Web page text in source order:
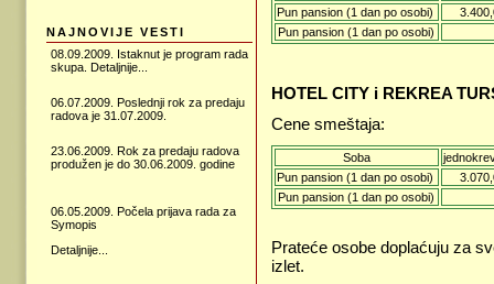
NAJNOVIJE VESTI
08.09.2009. Istaknut je program rada
skupa. Detaljnije...
06.07.2009. Poslednji rok za predaju
radova je 31.07.2009.
23.06.2009. Rok za predaju radova
produžen je do 30.06.2009. godine
06.05.2009. Počela prijava rada za
Symopis
Detaljnije...
Pun pansion (1 dan po osobi)
Pun pansion (1 dan po osobi)
HOTEL CITY i REKREA
Cene smeštaja:
Soba
Pun pansion (1 dan po osobi)
Pun pansion (1 dan po osobi)
Prateće osobe doplaćuju za
izlet.